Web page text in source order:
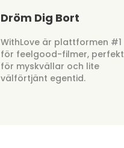
Dröm Dig Bort
WithLove är plattformen #1
för feelgood-filmer, perfekt
för myskvällar och lite
välförtjänt egentid.